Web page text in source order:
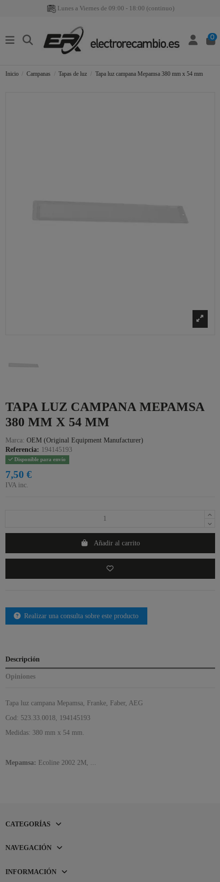
Lunes a Viernes de 09:00 - 18:00 (continuo)
0
Inicio Campanas Tapas de luz Tapa luz campana Mepamsa 380 mm x 54 mm
TAPA LUZ CAMPANA MEPAMSA
380 MM X 54 MM
Marca: OEM (Original Equipment Manufacturer)
Referencia: 194145193
Disponible para envío
7,50 €
IVA inc.
Añadir al carrito
Realizar una consulta sobre este producto
Descripción
Opiniones
Tapa luz campana Mepamsa, Franke, Faber, AEG
Cod: 523.33.0018, 194145193
Medidas: 380 mm x 54 mm.
Mepamsa: Ecoline 2002 2M, ...
CATEGORÍAS
NAVEGACIÓN
INFORMACIÓN